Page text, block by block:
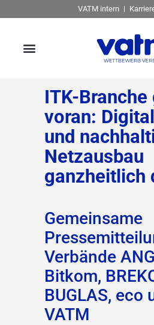
VATM intern
ITK-Branche
voran:
und
Netzausbau
ganzheitlich
Gemeinsame
Verbände
Bitkom,
BUGLAS, eco
VATM